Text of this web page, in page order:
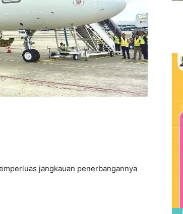
jangkauan penerbangannya